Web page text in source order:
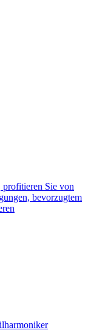
profitieren Sie von
bevorzugtem